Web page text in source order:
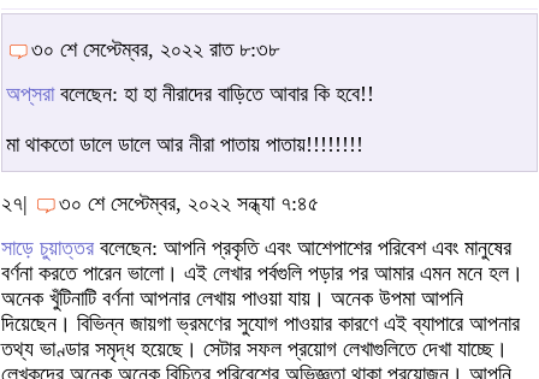
৩০ শে সেপ্টেম্বর, ২০২২ রাত ৮:৩৮
অপ্‌সরাবলেছেন: হা হা নীরাদের বাড়িতে আবার কি হবে!!
মা থাকতো ডালে ডালে আর নীরা পাতায় পাতায়!!!!!!!!
২৭|
৩০ শে সেপ্টেম্বর, ২০২২ সন্ধ্যা ৭:৪৫
সাড়ে চুয়াত্তর বলেছেন: আপনি প্রকৃতি এবং আশেপাশের পরিবেশ এবং মানুষের
বর্ণনা করতে পারেন ভালো। এই লেখার পর্বগুলি পড়ার পর আমার এমন মনে হল।
অনেক খুঁটিনাটি বর্ণনা আপনার লেখায় পাওয়া যায়। অনেক উপমা আপনি
দিয়েছেন। বিভিন্ন জায়গা ভ্রমণের সুযোগ পাওয়ার কারণে এই ব্যাপারে আপনার
তথ্য ভাণ্ডার সমৃদ্ধ হয়েছে। সেটার সফল প্রয়োগ লেখাগুলিতে দেখা যাচ্ছে।